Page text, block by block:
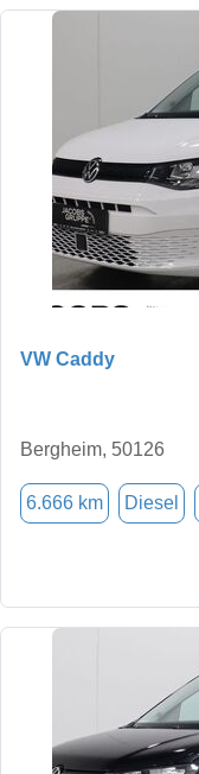
VW Caddy
Bergheim, 50126
6.666 km Diesel